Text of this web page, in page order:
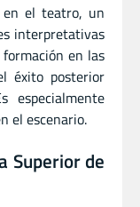
en el teatro, un
interpretativas
en las
éxito posterior
el escenario.
Superior de